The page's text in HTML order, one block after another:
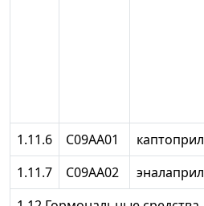
1.11.6 С09АА01 каптоприл
1.11.7
С09АА02 эналаприл